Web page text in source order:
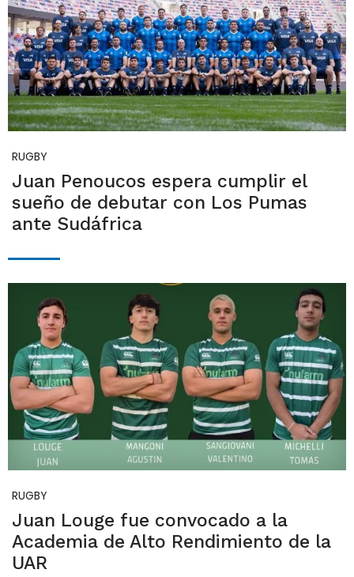
RUGBY
Juan Penoucos espera cumplir el
sueño de debutar con Los Pumas
ante Sudáfrica
RUGBY
Juan Louge fue convocado a la
Academia de Alto Rendimiento de la
UAR